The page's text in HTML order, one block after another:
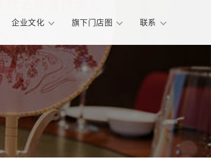
企业文化 旗下门店图 联系